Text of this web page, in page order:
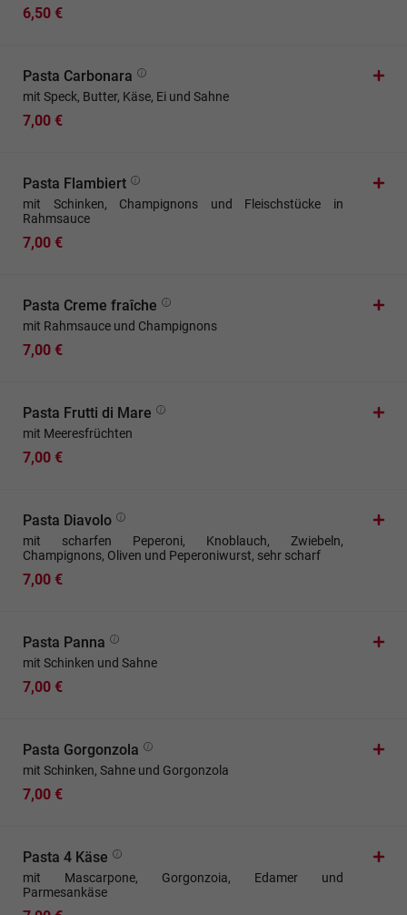
6,50 €
Pasta Carbonara
mit Speck, Butter, Käse, Ei und Sahne
7,00 €
Pasta Flambiert
mit Schinken, Champignons und Fleischstücke in
Rahmsauce
7,00 €
Pasta Creme fraîche
mit Rahmsauce und Champignons
7,00 €
Pasta Frutti di Mare
mit Meeresfrüchten
7,00 €
Pasta Diavolo
mit scharfen Peperoni, Knoblauch, Zwiebeln,
Champignons, Oliven und Peperoniwurst, sehr scharf
7,00 €
Pasta Panna
mit Schinken und Sahne
7,00 €
Pasta Gorgonzola
mit Schinken, Sahne und Gorgonzola
7,00 €
Pasta 4 Käse
mit Mascarpone, Gorgonzoia, Edamer und
Parmesankäse